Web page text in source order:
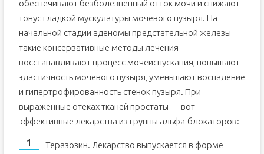
обеспечивают безболезненный отток мочи и снижают
тонус гладкой мускулатуры мочевого пузыря. На
начальной стадии аденомы предстательной железы
такие консервативные методы лечения
восстанавливают процесс мочеиспускания, повышают
эластичность мочевого пузыря, уменьшают воспаление
и гипертрофированность стенок пузыря. При
выраженные отеках тканей простаты — вот
эффективные лекарства из группы альфа-блокаторов:
Теразозин. Лекарство выпускается в форме